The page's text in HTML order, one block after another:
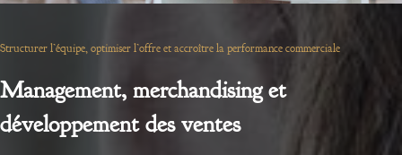
Structurer l’équipe, optimiser l’offre et accroître la performance commerciale
Management, merchandising et
développement des ventes